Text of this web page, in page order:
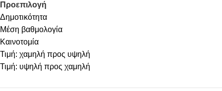
Προεπιλογή
Δημοτικότητα
Μέση βαθμολογία
Καινοτομία
Τιμή: χαμηλή προς υψηλή
Τιμή: υψηλή προς χαμηλή